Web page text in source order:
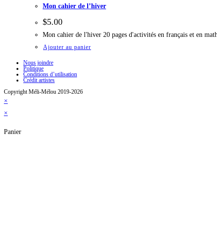
Mon cahier de l’hiver
$5.00
Mon cahier de l'hiver 20 pages d'activités en français et en
Ajouter au panier
Nous joindre
Politique
Conditions d’utilisation
Crédit artistes
Copyright Méli-Mélou 2019-2026
×
×
Panier